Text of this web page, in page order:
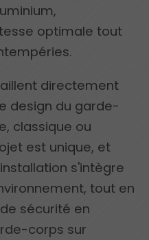
optimale tout
directement
design du garde-
classique ou
est unique, et
s'intègre
tout en
sécurité en
corps sur